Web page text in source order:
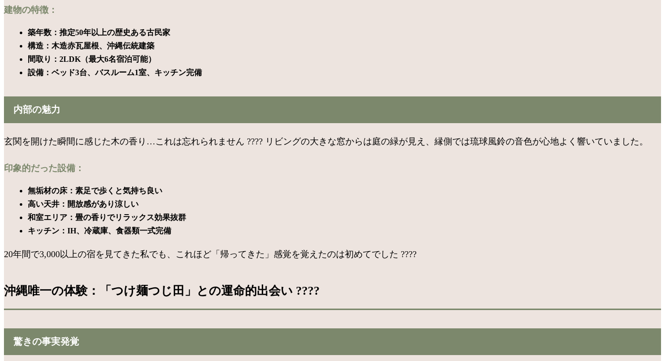
建物の特徴：
築年数：推定50年以上の歴史ある古民家
構造：木造赤瓦屋根、沖縄伝統建築
間取り：2LDK（最大6名宿泊可能）
設備：ベッド3台、バスルーム1室、キッチン完備
内部の魅力
玄関を開けた瞬間に感じた木の香り…これは忘れられません ???? リビングの大きな窓からは庭の緑が見え、縁側では琉球風鈴の音色が心地よく響いていました。
印象的だった設備：
無垢材の床：素足で歩くと気持ち良い
高い天井：開放感があり涼しい
和室エリア：畳の香りでリラックス効果抜群
キッチン：IH、冷蔵庫、食器類一式完備
20年間で3,000以上の宿を見てきた私でも、これほど「帰ってきた」感覚を覚えたのは初めてでした ????
沖縄唯一の体験：「つけ麺つじ田」との運命的出会い ????
驚きの事実発覚